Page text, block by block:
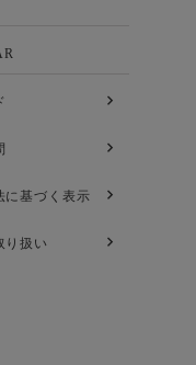
に基づく表示
り扱い